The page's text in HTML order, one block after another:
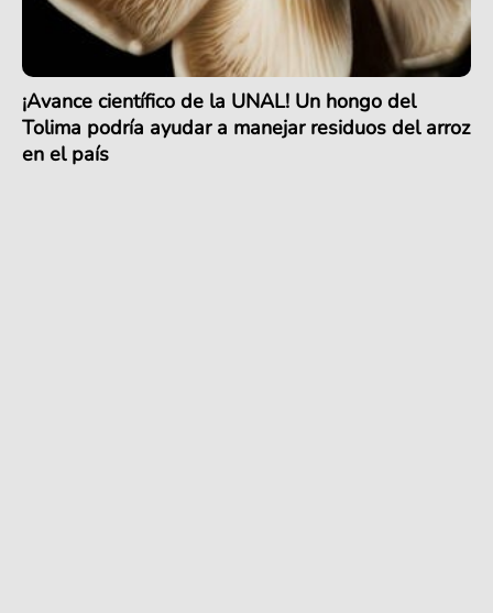
¡Avance científico de la UNAL! Un hongo del
Tolima podría ayudar a manejar residuos del arroz
en el país